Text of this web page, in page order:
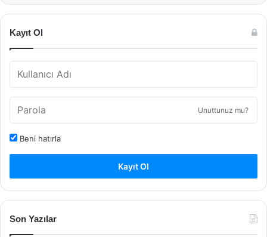
Kayıt Ol
Unuttunuz mu?
Beni hatırla
Kayıt Ol
Son Yazılar